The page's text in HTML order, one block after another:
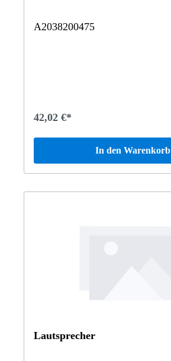
A2038200475
42,02 €*
In den Warenkorb
Lautsprecher